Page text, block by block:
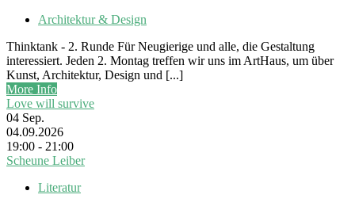
Architektur & Design
Thinktank - 2. Runde Für Neugierige und alle, die Gestaltung
interessiert. Jeden 2. Montag treffen wir uns im ArtHaus, um über
Kunst, Architektur, Design und [...]
More Info
Love will survive
04 Sep.
04.09.2026
19:00 - 21:00
Scheune Leiber
Literatur